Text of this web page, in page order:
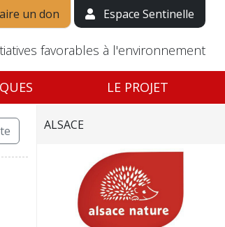
un don Espace Sentinelle
favorables à l'environnement
LE PROJET
ALSACE